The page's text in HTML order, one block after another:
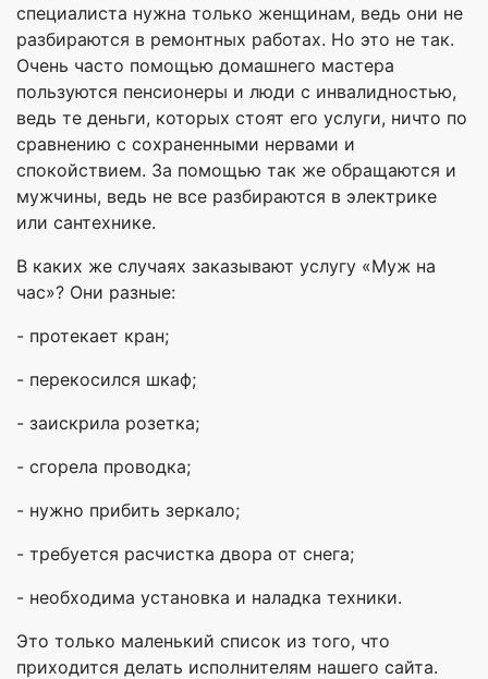
специалиста нужна только женщинам, ведь они не
разбираются в ремонтных работах. Но это не так.
Очень часто помощью домашнего мастера
пользуются пенсионеры и люди с инвалидностью,
ведь те деньги, которых стоят его услуги, ничто по
сравнению с сохраненными нервами и
спокойствием. За помощью так же обращаются и
мужчины, ведь не все разбираются в электрике
или сантехнике.
В каких же случаях заказывают услугу «Муж на
час»? Они разные:
- протекает кран;
- перекосился шкаф;
- заискрила розетка;
- сгорела проводка;
- нужно прибить зеркало;
- требуется расчистка двора от снега;
- необходима установка и наладка техники.
Это только маленький список из того, что
приходится делать исполнителям нашего сайта.